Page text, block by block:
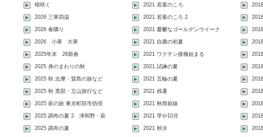
桜咲く
2026 三寒四温
2026 春隣り
2026 小寒 大寒
2025年末 26新春
2025 身のまわりの秋
2025 秋 志摩・賢島の旅など
2025 秋 黒部・立山旅行など
2025 萩の旅 東京町田市彷徨
2025 調布の夏 2 津和野・萩
2025 調布の夏
2021 若葉のころ
2021 若葉のころ 2
2021 憂鬱なゴールデンウイーク
2021 自粛の初夏
2021 ワクチン接種始まる
2021 試練の夏
2021 五輪の夏
2021 残暑
2021 秋雨前線
2021 早や10月
2021 秋冷